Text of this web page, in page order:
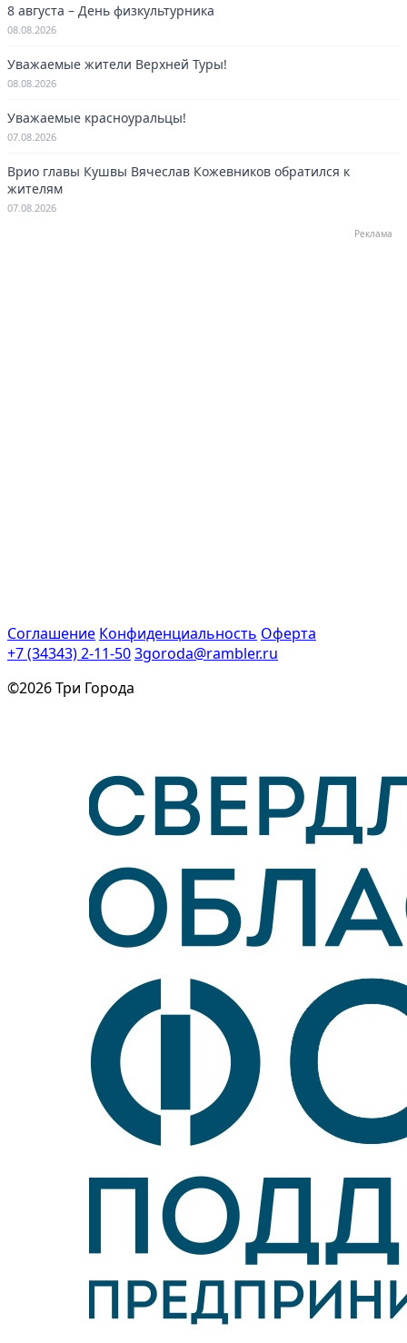
8 августа – День физкультурника
08.08.2026
Уважаемые жители Верхней Туры!
08.08.2026
Уважаемые красноуральцы!
07.08.2026
Врио главы Кушвы Вячеслав Кожевников обратился к
жителям
07.08.2026
Реклама
Соглашение Конфиденциальность Оферта
+7 (34343) 2-11-503goroda@rambler.ru
©2026 Три Города